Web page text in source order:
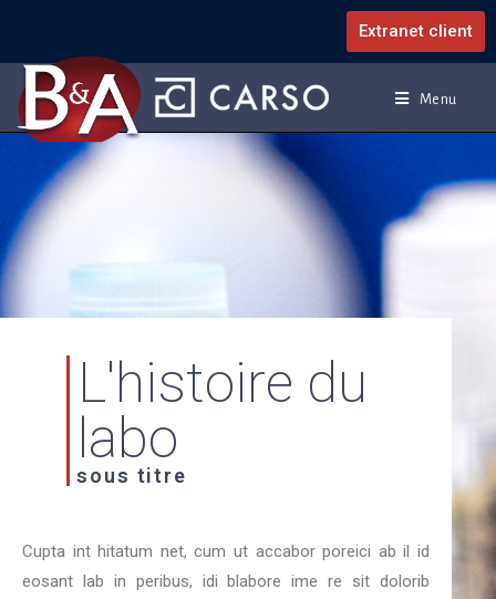
Extranet client
Menu
L'histoire du
labo
sous titre
Cupta int hitatum net, cum ut accabor poreici ab il id
eosant lab in peribus, idi blabore ime re sit dolorib